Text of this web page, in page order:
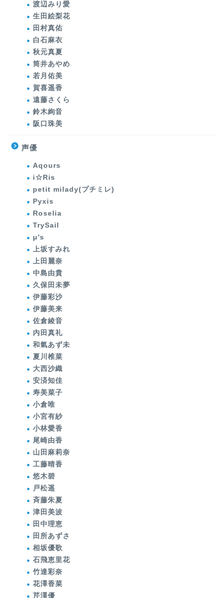
渡辺みり愛
生田絵梨花
田村真佑
白石麻衣
秋元真夏
筒井あやめ
若月佑美
賀喜遥香
遠藤さくら
鈴木絢音
阪口珠美
声優
Aqours
i☆Ris
petit milady(プチミレ)
Pyxis
Roselia
TrySail
μ's
上坂すみれ
上田麗奈
中島由貴
久保田未夢
伊藤彩沙
伊藤美来
佐倉綾音
内田真礼
和氣あず未
夏川椎菜
大西沙織
安済知佳
寿美菜子
小倉唯
小宮有紗
小林愛香
尾崎由香
山田麻莉奈
工藤晴香
悠木碧
戸松遥
斉藤朱夏
津田美波
田中理恵
田所あずさ
相坂優歌
石飛恵里花
竹達彩奈
花澤香菜
芹澤優